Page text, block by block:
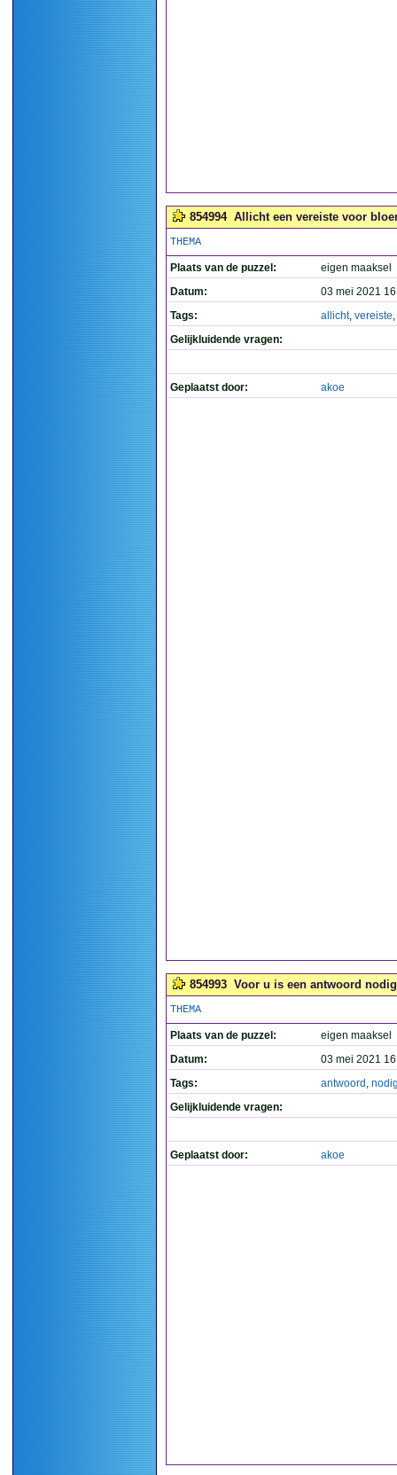
854994 Allicht een vereiste voor
THEMA
Plaats van de puzzel:
eigen maaksel
Datum:
03 mei 2021
Tags:
allicht, vereiste,
Gelijkluidende vragen:
Geplaatst door: akoe
854993 Voor u is een antwoord
THEMA
Plaats van de puzzel:
eigen maaksel
Datum:
03 mei 2021
Tags:
antwoord ,
Gelijkluidende vragen:
Geplaatst door: akoe